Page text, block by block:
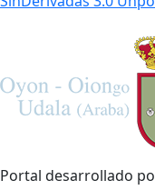
Portal desarrollado